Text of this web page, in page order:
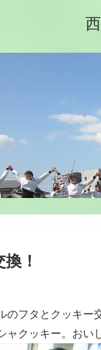
！
フタとクッキー
クッキー。おい